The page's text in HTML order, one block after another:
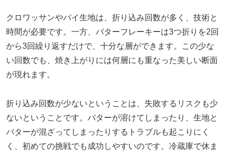
クロワッサンやパイ生地は、折り込み回数が多く、技術と
時間が必要です。一方、バターフレーキーは3つ折りを2回
から3回繰り返すだけで、十分な層ができます。この少な
い回数でも、焼き上がりには何層にも重なった美しい断面
が現れます。
折り込み回数が少ないということは、失敗するリスクも少
ないということです。バターが溶けてしまったり、生地と
バターが混ざってしまったりするトラブルも起こりにく
く、初めての挑戦でも成功しやすいのです。冷蔵庫で休ま